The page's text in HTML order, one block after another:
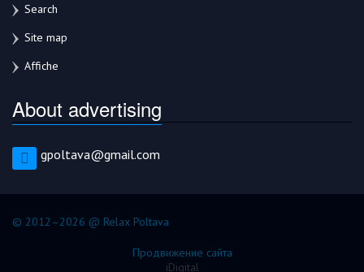
Search
Site map
Affiche
About advertising
gpoltava@gmail.com
© 2012–2026 @ Relax Poltava
Продвижение сайта
iDigital